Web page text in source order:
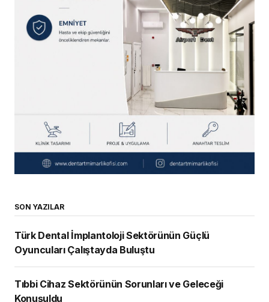
SON YAZILAR
Türk Dental İmplantoloji Sektörünün Güçlü
Oyuncuları Çalıştayda Buluştu
Tıbbi Cihaz Sektörünün Sorunları ve Geleceği
Konuşuldu